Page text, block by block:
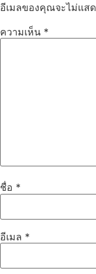
อีเมลของคุณจะไม่แส
ความเห็น *
ชื่อ *
อีเมล *